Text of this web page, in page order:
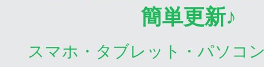
簡単更新♪
スマホ・タブレット・パソコ